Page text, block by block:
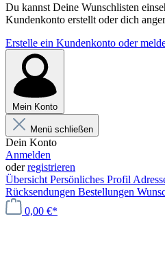
Du kannst Deine Wunschlisten
Kundenkonto erstellt oder dich
Erstelle ein Kundenkonto oder
Mein Konto
Menü schließen
Dein Konto
Anmelden
oderregistrieren
Übersicht Persönliches Profil
Rücksendungen Bestellungen
0,00 €*